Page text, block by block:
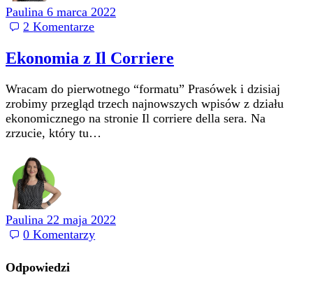
Paulina 6 marca 2022
2Komentarze
Ekonomia z Il Corriere
Wracam do pierwotnego “formatu” Prasówek i dzisiaj
zrobimy przegląd trzech najnowszych wpisów z działu
ekonomicznego na stronie Il corriere della sera. Na
zrzucie, który tu…
Paulina 22 maja 2022
0Komentarzy
Odpowiedzi